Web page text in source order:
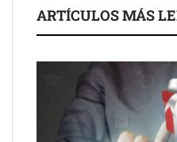
Servimudanzas supera las
ARTÍCULOS MÁS